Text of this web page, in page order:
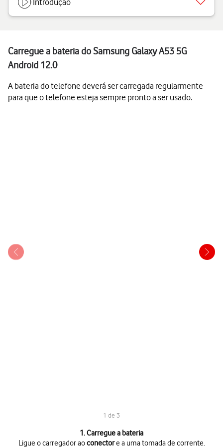
Introdução
Carregue a bateria do Samsung Galaxy A53 5G
Android 12.0
A bateria do telefone deverá ser carregada regularmente
para que o telefone esteja sempre pronto a ser usado.
1 de 3
1. Carregue a bateria
Ligue o carregador aoconectore a uma tomada de corrente.